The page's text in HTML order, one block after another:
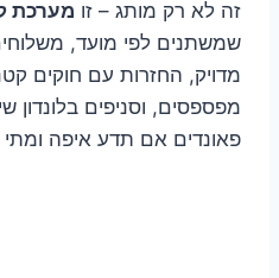
זה לא רק מותג – זו מערכת
שמשתנים לפי מועד,
מדויק, החזרות עם חוקים
מפספסים, וסניפים בלונדון
פאונדים אם תדע איפה ומתי